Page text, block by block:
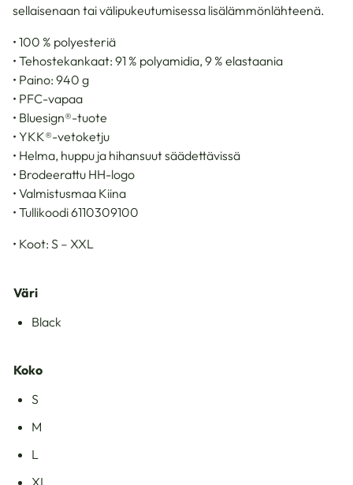
sellaisenaan tai välipukeutumisessa lisälämmönlähteenä.
• 100 % polyesteriä
• Tehostekankaat: 91 % polyamidia, 9 % elastaania
• Paino: 940 g
• PFC-vapaa
• Bluesign®-tuote
• YKK®-vetoketju
• Helma, huppu ja hihansuut säädettävissä
• Brodeerattu HH-logo
• Valmistusmaa Kiina
• Tullikoodi 6110309100
• Koot: S – XXL
Väri
Black
Koko
S
M
L
XL